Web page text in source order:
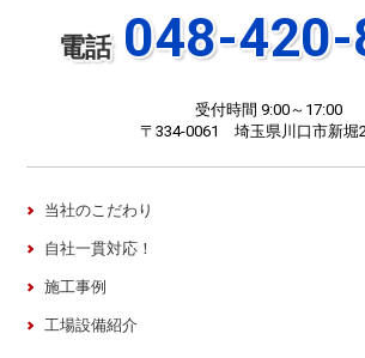
電話 048-
受付時間 9:00～17:00
〒334-0061 埼玉県川口市新堀
当社のこだわり
自社一貫対応！
施工事例
工場設備紹介